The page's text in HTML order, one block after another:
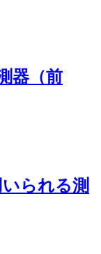
器（前
られる測